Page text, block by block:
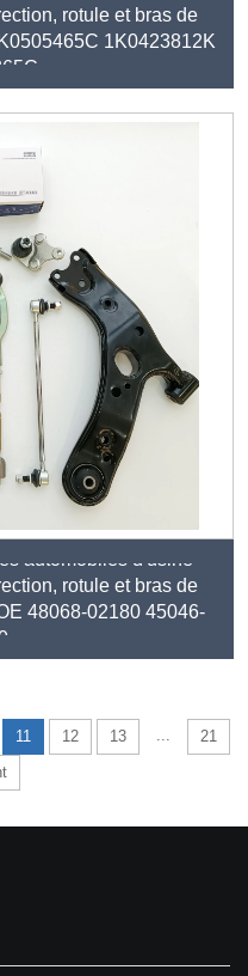
rotule et bras de
1K0423812K
automobiles d'usine
rotule et bras de
48068-02180 45046-
11 12 13 ...
21